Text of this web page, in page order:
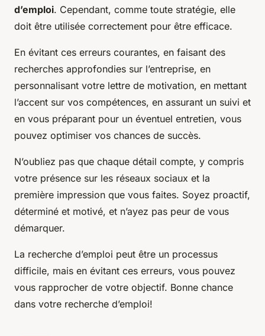
d’emploi. Cependant, comme toute stratégie, elle
doit être utilisée correctement pour être efficace.
En évitant ces erreurs courantes, en faisant des
recherches approfondies sur l’entreprise, en
personnalisant votre lettre de motivation, en mettant
l’accent sur vos compétences, en assurant un suivi et
en vous préparant pour un éventuel entretien, vous
pouvez optimiser vos chances de succès.
N’oubliez pas que chaque détail compte, y compris
votre présence sur les réseaux sociaux et la
première impression que vous faites. Soyez proactif,
déterminé et motivé, et n’ayez pas peur de vous
démarquer.
La recherche d’emploi peut être un processus
difficile, mais en évitant ces erreurs, vous pouvez
vous rapprocher de votre objectif. Bonne chance
dans votre recherche d’emploi!